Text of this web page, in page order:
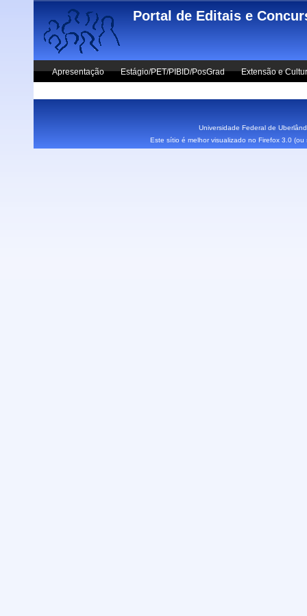
Skip to main content
Portal de Editais e
Apresentação Estágio/PET/PIBID/PosGrad Extensão e
Universidade Federal de
Este sítio é melhor visualizado no Firefox 3.0